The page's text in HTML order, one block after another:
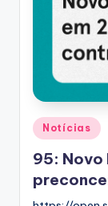
Posted
in
Notícias
95: Novo